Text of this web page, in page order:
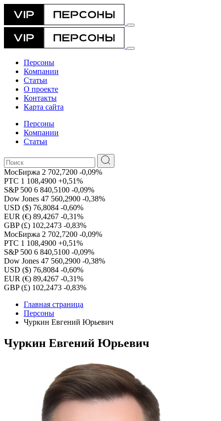
Персоны
Компании
Статьи
О проекте
Контакты
Карта сайта
Персоны
Компании
Статьи
МосБиржа 2 702,7200 -0,09%
РТС 1 108,4900 +0,51%
S&P 500 6 840,5100 -0,09%
Dow Jones 47 560,2900 -0,38%
USD ($) 76,8084 -0,60%
EUR (€) 89,4267 -0,31%
GBP (£) 102,2473 -0,83%
МосБиржа 2 702,7200 -0,09%
РТС 1 108,4900 +0,51%
S&P 500 6 840,5100 -0,09%
Dow Jones 47 560,2900 -0,38%
USD ($) 76,8084 -0,60%
EUR (€) 89,4267 -0,31%
GBP (£) 102,2473 -0,83%
Главная страница
Персоны
Чуркин Евгений Юрьевич
Чуркин Евгений Юрьевич